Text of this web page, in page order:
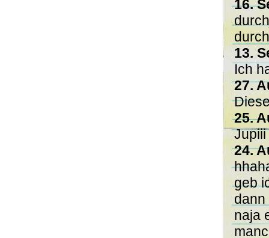
16.
13.
Ich
27.
25.
24.
geb
dann
naja